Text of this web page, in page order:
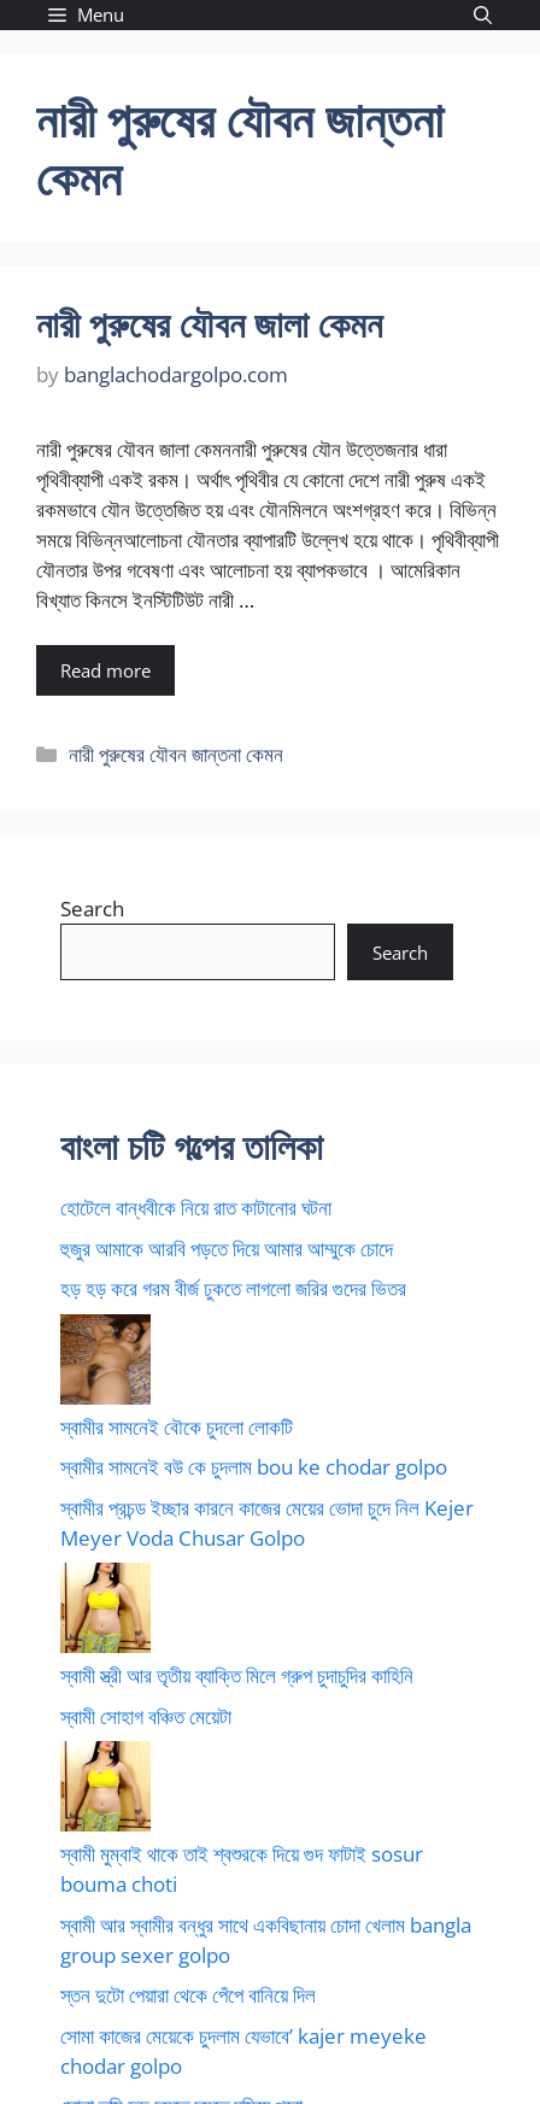
Menu
নারী পুরুষের যৌবন জান্তনা
কেমন
নারী পুরুষের যৌবন জালা কেমন
by banglachodargolpo.com
নারী পুরুষের যৌবন জালা কেমননারী পুরুষের যৌন উত্তেজনার ধারা
পৃথিবীব্যাপী একই রকম। অর্থাৎ পৃথিবীর যে কোনো দেশে নারী পুরুষ একই
রকমভাবে যৌন উত্তেজিত হয় এবং যৌনমিলনে অংশগ্রহণ করে। বিভিন্ন
সময়ে বিভিন্নআলোচনা যৌনতার ব্যাপারটি উল্লেখ হয়ে থাকে। পৃথিবীব্যাপী
যৌনতার উপর গবেষণা এবং আলোচনা হয় ব্যাপকভাবে । আমেরিকান
বিখ্যাত কিনসে ইনস্টিটিউট নারী …
Read more
Categories
নারী পুরুষের যৌবন জান্তনা কেমন
Search
Search
বাংলা চটি গল্পের তালিকা
হোটেলে বান্ধবীকে নিয়ে রাত কাটানোর ঘটনা
হুজুর আমাকে আরবি পড়তে দিয়ে আমার আম্মুকে চোদে
হড় হড় করে গরম বীর্জ ঢুকতে লাগলো জরির গুদের ভিতর
স্বামীর সামনেই বৌকে চুদলো লোকটি
স্বামীর সামনেই বউ কে চুদলাম bou ke chodar golpo
স্বামীর প্রচন্ড ইচ্ছার কারনে কাজের মেয়ের ভোদা চুদে নিল Kejer
Meyer Voda Chusar Golpo
স্বামী স্ত্রী আর তৃতীয় ব্যাক্তি মিলে গ্রুপ চুদাচুদির কাহিনি
স্বামী সোহাগ বঞ্চিত মেয়েটা
স্বামী মুম্বাই থাকে তাই শ্বশুরকে দিয়ে গুদ ফাটাই sosur
bouma choti
স্বামী আর স্বামীর বন্ধুর সাথে একবিছানায় চোদা খেলাম bangla
group sexer golpo
স্তন দুটো পেয়ারা থেকে পেঁপে বানিয়ে দিল
সোমা কাজের মেয়েকে চুদলাম যেভাবে’ kajer meyeke
chodar golpo